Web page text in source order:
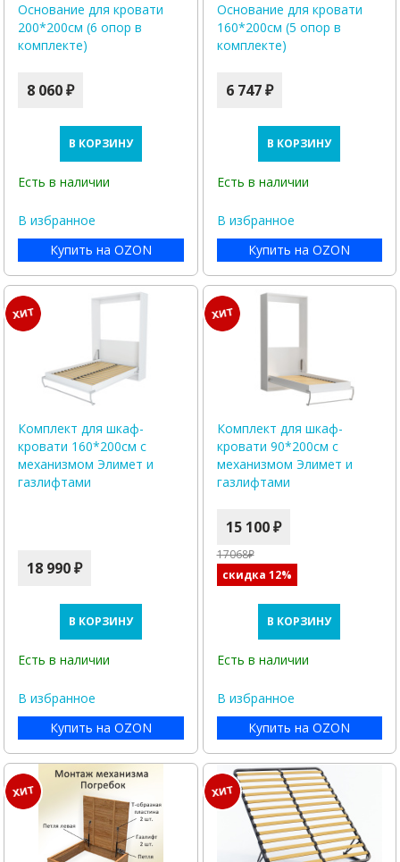
Основание для кровати
200*200см (6 опор в
комплекте)
8 060 ₽
В КОРЗИНУ
Есть в наличии
В избранное
Купить на OZON
Основание для кровати
160*200см (5 опор в
комплекте)
6 747 ₽
В КОРЗИНУ
Есть в наличии
В избранное
Купить на OZON
Комплект для шкаф-
кровати 160*200см с
механизмом Элимет и
газлифтами
18 990 ₽
В КОРЗИНУ
Есть в наличии
В избранное
Купить на OZON
Комплект для шкаф-
кровати 90*200см с
механизмом Элимет и
газлифтами
15 100 ₽
17068₽
скидка 12%
В КОРЗИНУ
Есть в наличии
В избранное
Купить на OZON